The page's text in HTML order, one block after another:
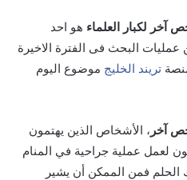
آخر لكبار العلماء هو احد
البحث فى الفترة الاخيرة
تريند الخليج موضوع اليوم
آخر ، الأشخاص الذين يهتمون
لعمل عملية جراحية في المنام
الحلم فمن الممكن أن يشير